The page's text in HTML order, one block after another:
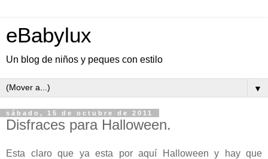
eBabylux
Un blog de niños y peques con estilo
▼
sábado, 15 de octubre de 2011
Disfraces para Halloween.
Esta claro que ya esta por aquí Halloween y hay que